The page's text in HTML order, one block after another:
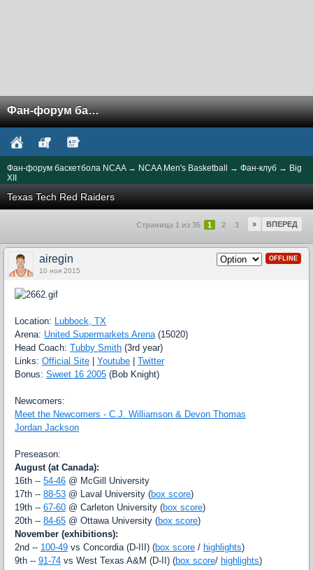
Фан-форум баскетбола NCAA
Фан-форум баскетбола NCAA → NCAA Men's Basketball → Фан-клуб → Big
XII
Texas Tech Red Raiders
Страница 1 из 35 1 2 3 ВПЕРЕД
»
OFFLINE
airegin
10 ноя 2015
Location:
Lubbock, TX
Arena: United Supermarkets Arena (15020)
Head Coach: Tubby Smith (3rd year)
Links: Official Site Youtube
Twitter
Bonus: Sweet 16 2005 (Bob Knight)
Newcomers:
Meet the Newcomers - C.J. Williamson & Devon Thomas
Jordan Jackson
Preseason:
August (at Canada):
16th -- 54-46 @ McGill University
17th -- 88-53 @ Laval University (box score)
19th -- 67-60 @ Carleton University (box score)
20th -- 84-65 @ Ottawa University (box score)
November (exhibitions):
2nd -- 100-49 vs Concordia (D-III) (box score / highlights)
9th -- 91-74 vs West Texas A&M (D-II) (box score/ highlights)